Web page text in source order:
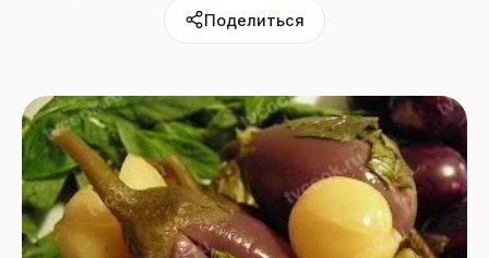
Поделиться